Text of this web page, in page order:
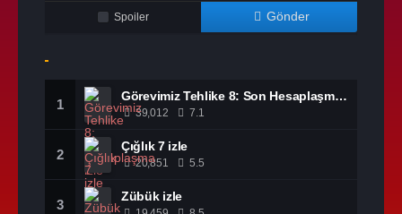
Spoiler Gönder
1
Görevimiz Tehlike 8: Son Hesaplaşma izle
39,012 7.1
2
Çığlık 7 izle
20,851 5.5
3
Zübük izle